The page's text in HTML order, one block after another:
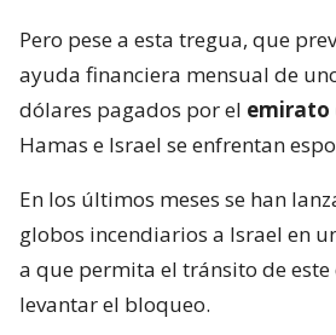
Pero pese a esta tregua, que
ayuda financiera mensual de
dólares pagados por el emirato
Hamas e Israel se enfrentan
En los últimos meses se han
globos incendiarios a Israel en
a que permita el tránsito de
levantar el bloqueo.